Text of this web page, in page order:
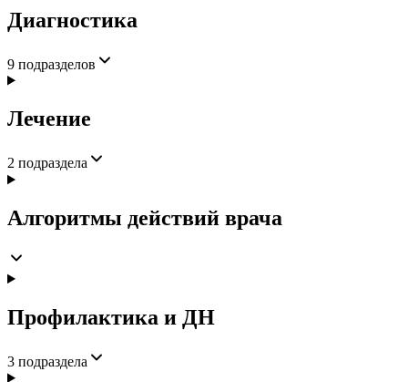
Диагностика
9 подразделов
Лечение
2 подраздела
Алгоритмы действий врача
Профилактика и ДН
3 подраздела